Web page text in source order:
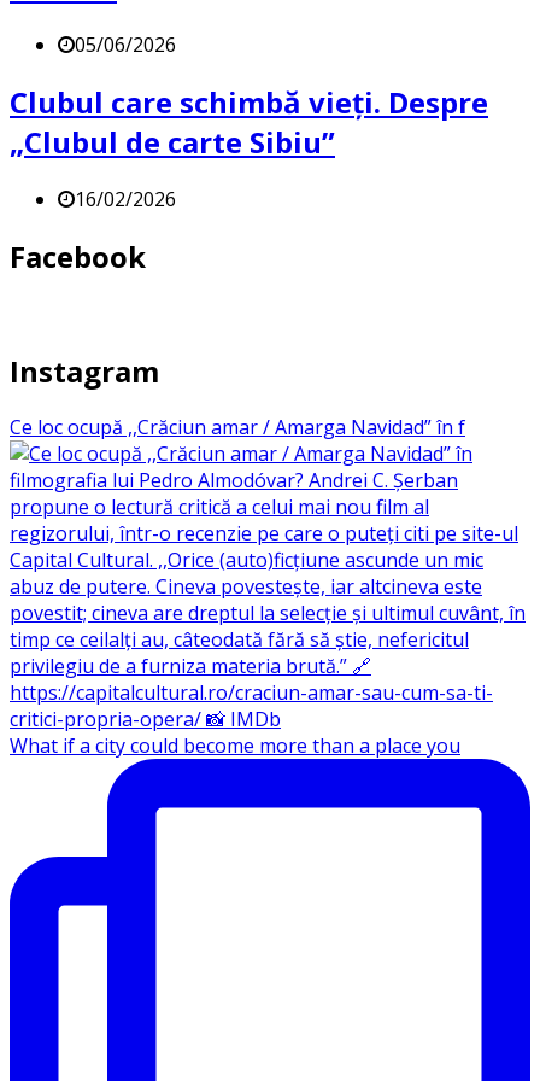
05/06/2026
Clubul care schimbă vieți. Despre
„Clubul de carte Sibiu”
16/02/2026
Facebook
Instagram
Ce loc ocupă ,,Crăciun amar / Amarga Navidad” în f
What if a city could become more than a place you